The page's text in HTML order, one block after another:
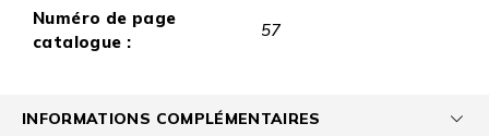
Numéro de page
catalogue :
57
INFORMATIONS COMPLÉMENTAIRES